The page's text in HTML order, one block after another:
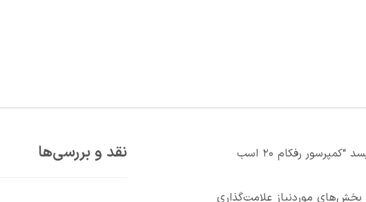
نقد و بررسی‌ها
اولین کسی باشید که دیدگاهی می نویسد “کمپرسور رفکام ۲۰ اسب
بخش‌های موردنیاز علامت‌گذاری